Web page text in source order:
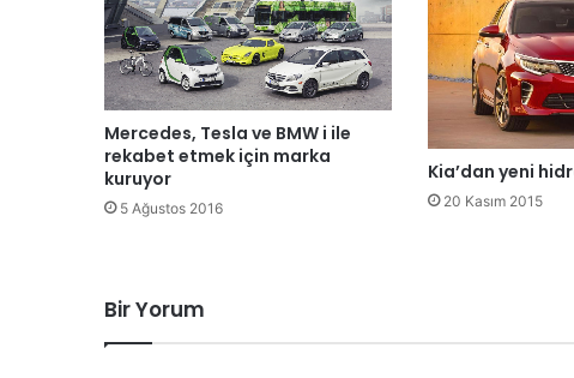
Mercedes, Tesla ve BMW i ile
rekabet etmek için marka
kuruyor
5 Ağustos 2016
Kia’dan yeni
20 Kasım 2015
Bir Yorum